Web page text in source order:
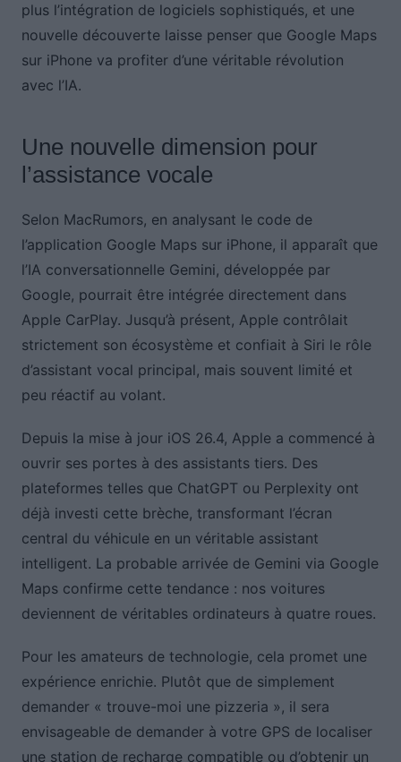
plus l’intégration de logiciels sophistiqués, et une
nouvelle découverte laisse penser que Google Maps
sur iPhone va profiter d’une véritable révolution
avec l’IA.
Une nouvelle dimension pour
l’assistance vocale
Selon MacRumors, en analysant le code de
l’application Google Maps sur iPhone, il apparaît que
l’IA conversationnelle Gemini, développée par
Google, pourrait être intégrée directement dans
Apple CarPlay. Jusqu’à présent, Apple contrôlait
strictement son écosystème et confiait à Siri le rôle
d’assistant vocal principal, mais souvent limité et
peu réactif au volant.
Depuis la mise à jour iOS 26.4, Apple a commencé à
ouvrir ses portes à des assistants tiers. Des
plateformes telles que ChatGPT ou Perplexity ont
déjà investi cette brèche, transformant l’écran
central du véhicule en un véritable assistant
intelligent. La probable arrivée de Gemini via Google
Maps confirme cette tendance : nos voitures
deviennent de véritables ordinateurs à quatre roues.
Pour les amateurs de technologie, cela promet une
expérience enrichie. Plutôt que de simplement
demander « trouve-moi une pizzeria », il sera
envisageable de demander à votre GPS de localiser
une station de recharge compatible ou d’obtenir un